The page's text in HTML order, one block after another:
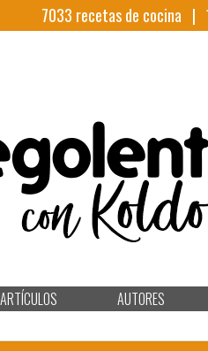
7033 recetas de cocina |
ARTÍCULOS AUTORES